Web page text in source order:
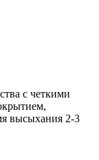
с четкими
высыхания 2-3